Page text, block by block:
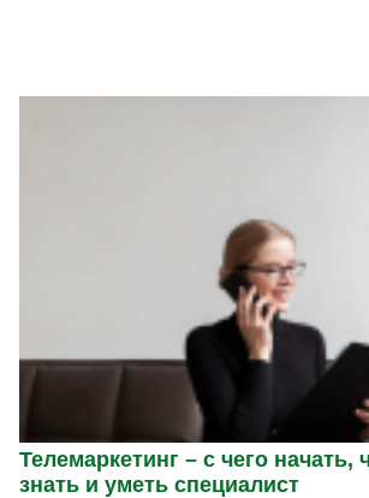
Телемаркетинг – с чего начать,
знать и уметь специалист